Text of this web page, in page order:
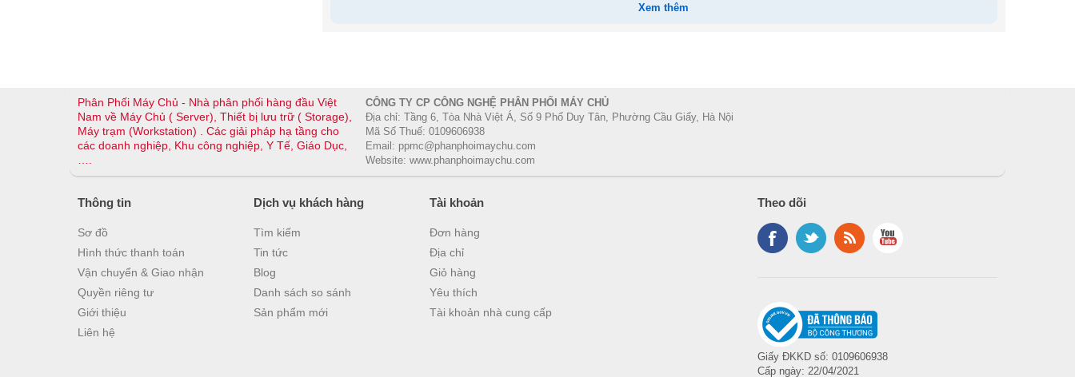
Remote Asset Management
Yes, via Dell Command Monitor
Specifications - Service / Support Details
3-Year Advanced Exchange Service and Premium Panel Exchange
Color Support
Color Depth: 16.7 million
Color Calibration SDK SW
Color Calibration with X-rite colorimeter
USB 3.0 super-Speed Hub (with 1 x USB 3.0 upstream port, 2 x USB 3.0 downstream ports, 2 x USB 2.0 downstream ports)
Xem thêm
Phân Phối Máy Chủ - Nhà phân phối hàng đầu Việt
Nam về Máy Chủ ( Server), Thiết bị lưu trữ ( Storage),
Máy trạm (Workstation) . Các giải pháp hạ tầng cho
các doanh nghiệp, Khu công nghiệp, Y Tế, Giáo Dục,
CÔNG TY CP CÔNG NGHỆ PHÂN PHỐI MÁY CHỦ
Địa chỉ: Tầng 6, Tòa Nhà Việt Á, Số 9 Phố Duy Tân, Phường Cầu Giấy, Hà Nội
Mã Số Thuế: 0109606938
Email: ppmc@phanphoimaychu.com
Website: www.phanphoimaychu.com
Thông tin
Sơ đồ
Hình thức thanh toán
Vận chuyển & Giao nhận
Quyền riêng tư
Giới thiệu
Liên hệ
Dịch vụ khách hàng
Tìm kiếm
Tin tức
Blog
Danh sách so sánh
Sản phẩm mới
Tài khoản
Đơn hàng
Địa chỉ
Giỏ hàng
Yêu thích
Tài khoản nhà cung cấp
Theo dõi
Giấy ĐKKD số: 0109606938
Cấp ngày: 22/04/2021